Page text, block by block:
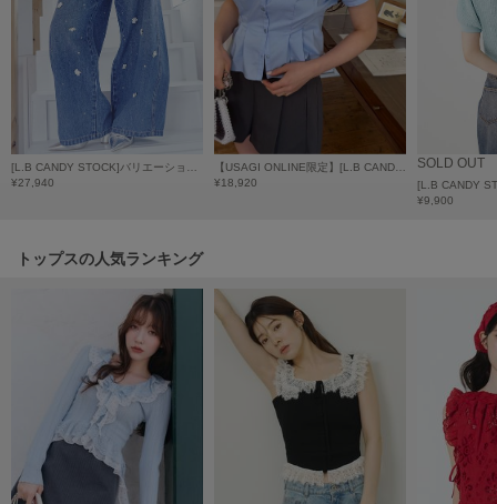
Henon.
へノン
HUNTER
ハンター
HOKA ONEONE
ホカ オネオネ
キーン
le coq sportif
ルコックスポルティフ
¥27,940
¥18,920
SOLD OUT
¥9,900
トップスの人気ランキング